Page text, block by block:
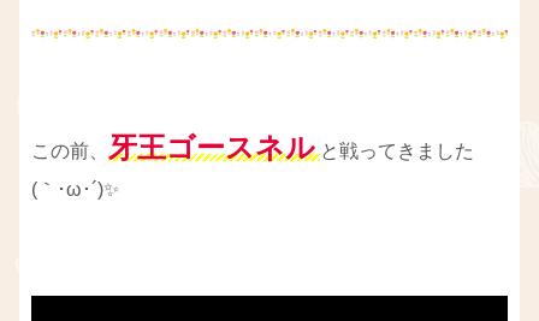
この前、 牙王ゴースネル と戦ってきました
(｀･ω･´)✨